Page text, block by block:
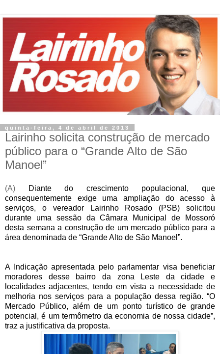
quinta-feira, 4 de abril de 2013
Lairinho solicita construção de mercado
público para o “Grande Alto de São
Manoel”
(A)
Diante do crescimento populacional, que
consequentemente exige uma ampliação do acesso à
serviços, o vereador Lairinho Rosado (PSB) solicitou
durante uma sessão da Câmara Municipal de Mossoró
desta semana a construção de um mercado público para a
área denominada de “Grande Alto de São Manoel”.
A Indicação apresentada pelo parlamentar visa beneficiar
moradores desse bairro da zona Leste da cidade e
localidades adjacentes, tendo em vista a necessidade de
melhoria nos serviços para a população dessa região. “O
Mercado Público, além de um ponto turístico de grande
potencial, é um termômetro da economia de nossa cidade”,
traz a justificativa da proposta.